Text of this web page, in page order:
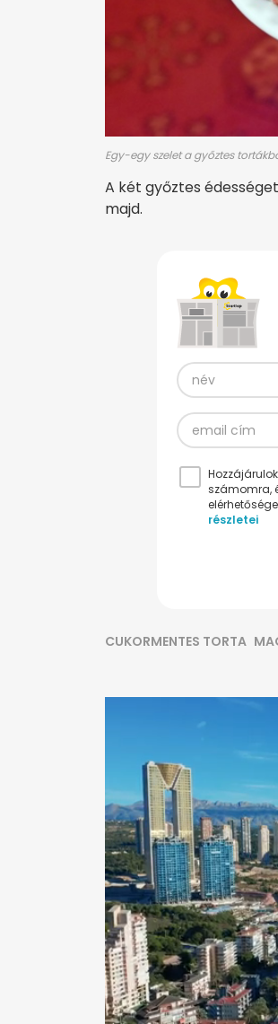
Egy-egy szelet a győztes
A két győztes édességet
majd.
számomra,
részletei
CUKORMENTES TORTA